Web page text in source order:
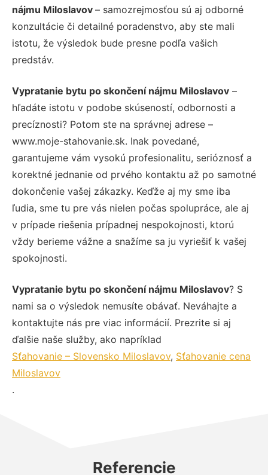
nájmu Miloslavov – samozrejmosťou sú aj odborné
konzultácie či detailné poradenstvo, aby ste mali
istotu, že výsledok bude presne podľa vašich
predstáv.
Vypratanie bytu po skončení nájmu Miloslavov –
hľadáte istotu v podobe skúseností, odbornosti a
precíznosti? Potom ste na správnej adrese –
www.moje-stahovanie.sk. Inak povedané,
garantujeme vám vysokú profesionalitu, serióznosť a
korektné jednanie od prvého kontaktu až po samotné
dokončenie vašej zákazky. Keďže aj my sme iba
ľudia, sme tu pre vás nielen počas spolupráce, ale aj
v prípade riešenia prípadnej nespokojnosti, ktorú
vždy berieme vážne a snažíme sa ju vyriešiť k vašej
spokojnosti.
Vypratanie bytu po skončení nájmu Miloslavov? S
nami sa o výsledok nemusíte obávať. Neváhajte a
kontaktujte nás pre viac informácií. Prezrite si aj
ďalšie naše služby, ako napríklad
Sťahovanie – Slovensko Miloslavov, Sťahovanie cena
Miloslavov
.
Referencie